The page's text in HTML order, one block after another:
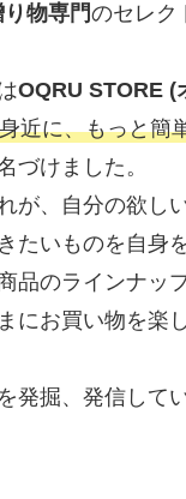
物専門のセレク
OQRU STORE (
近に、もっと簡
づけました。
が、自分の欲し
たいものを自身
品のラインナッ
にお買い物を楽
発掘、発信して